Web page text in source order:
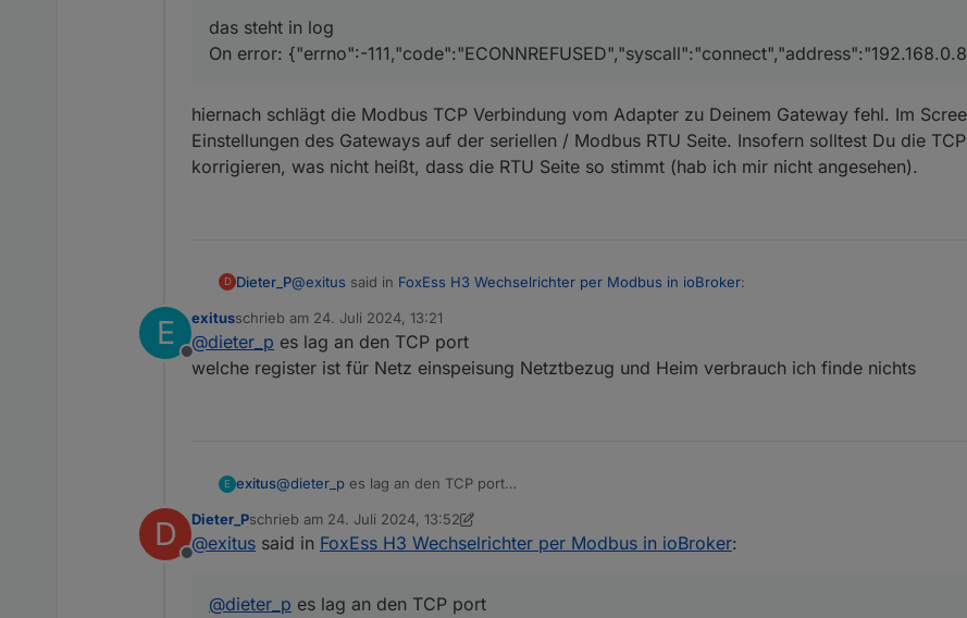
das steht in log
On error: {"errno":-
das steht in log
On error: {"errno":-
hiernach schlägt die Modbus TCP Verbindung vom Adapter zu Deinem Gateway fehl. Im
Einstellungen des Gateways auf der seriellen / Modbus RTU Seite. Insofern solltest Du die
korrigieren, was nicht heißt, dass die RTU Seite so stimmt (hab ich mir nicht angesehen).
D Dieter_P@exitus said in FoxEss H3 Wechselrichter per Modbus in ioBroker:
das steht in log
On error: {"errno":-
hiernach schlägt die Modbus TCP Verbindung vom Adapter zu Deinem Gateway fehl. Im Screenshot
E
Offline
exitusschrieb am 24. Juli 2024, 13:21
zuletzt editiert von
@dieter_p es lag an den TCP port
welche register ist für Netz einspeisung Netztbezug und Heim verbrauch ich finde nichts
E exitus@dieter_p es lag an den TCP port
D
Offline
Dieter_Pschrieb am 24. Juli 2024, 13:52
zuletzt editiert von Dieter_P
@exitus said in FoxEss H3 Wechselrichter per Modbus in ioBroker:
@dieter_p es lag an den TCP port